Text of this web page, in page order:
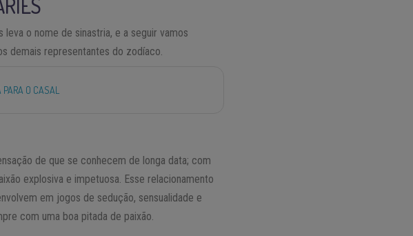
o nome de sinastria, e a seguir vamos
demais representantes do zodíaco.
O CASAL
de que se conhecem de longa data; com
explosiva e impetuosa. Esse relacionamento
em jogos de sedução, sensualidade e
com uma boa pitada de paixão.